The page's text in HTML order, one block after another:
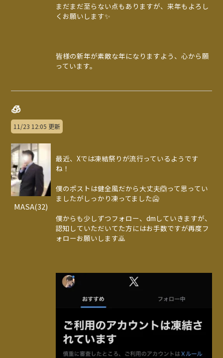
まだまだ至らない点もありますが、来年もよろし
くお願いします✨
皆様の新年が素敵な年になりますよう、心から願
っています。
🧊
11/23 12:05 更新
MASA(32)
最近、Xでは凍結祭りが流行っているようです
ね！
僕のポストは健全風だから大丈夫🙆って思ってい
ましたがしっかり凍ってました🥶
僕からも少しずつフォロー、dmしていきますが、
認知していただいてた方にはお手数ですが再度フ
ォローお願いします🙇